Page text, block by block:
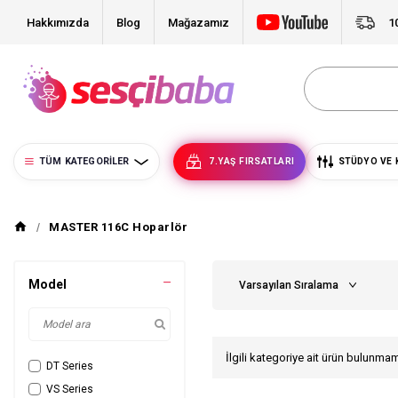
Hakkımızda Blog Mağazamız
TÜM KATEGORILER 7.YAŞ FIRSATLARI STÜDYO VE
MASTER 116C Hoparlör
Model
DT Series
VS Series
İlgili kategoriye ait ürün